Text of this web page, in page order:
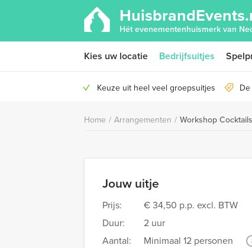
Hét evenementenhuismerk van
Kies uw locatie Bedrijfsuitjes
Keuze uit heel veel groepsuitjes
Home / Arrangementen / Workshop
Jouw uitje
Prijs:
€ 34,50 p.p. excl. BTW
Duur:
2 uur
Aantal:
Minimaal 12 personen